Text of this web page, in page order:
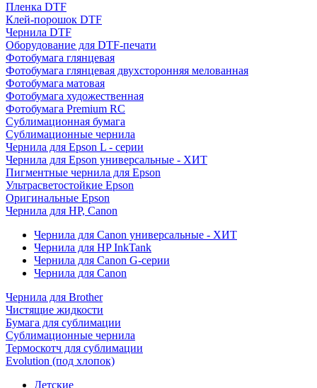
Пленка DTF
Клей-порошок DTF
Чернила DTF
Оборудование для DTF-печати
Фотобумага глянцевая
Фотобумага глянцевая двухсторонняя мелованная
Фотобумага матовая
Фотобумага художественная
Фотобумага Premium RC
Сублимационная бумага
Сублимационные чернила
Чернила для Epson L - серии
Чернила для Epson универсальные - ХИТ
Пигментные чернила для Epson
Ультрасветостойкие Epson
Оригинальные Epson
Чернила для HP, Canon
Чернила для Canon универсальные - ХИТ
Чернила для HP InkTank
Чернила для Canon G-серии
Чернила для Canon
Чернила для Brother
Чистящие жидкости
Бумага для сублимации
Сублимационные чернила
Термоскотч для сублимации
Evolution (под хлопок)
Детские